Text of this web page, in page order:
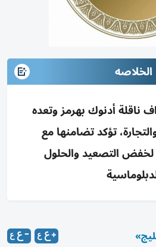
الخلاصه
أدنوك بهرمز وتعده
تؤكد تضامنها مع
لخفض التصعيد والحلول